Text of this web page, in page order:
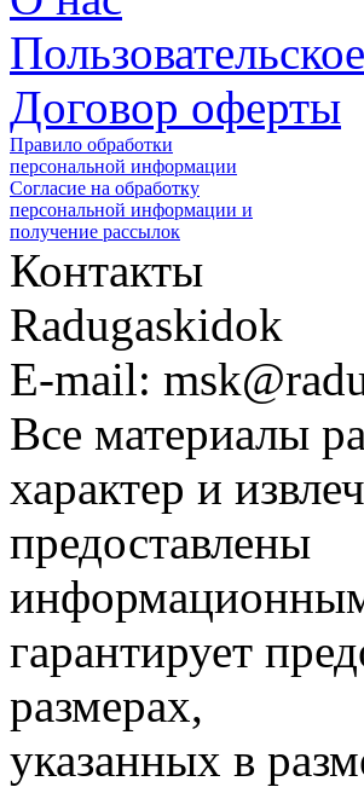
Договор оферты
Правило обработки
персональной информации
Согласие на обработку
персональной информации и
получение рассылок
Контакты
Radugaskidok
E-mail:
Все материалы
характер и
предоставлены
гарантирует
размерах,
указанных в